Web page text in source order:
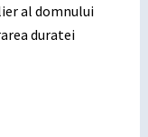
al domnului
duratei